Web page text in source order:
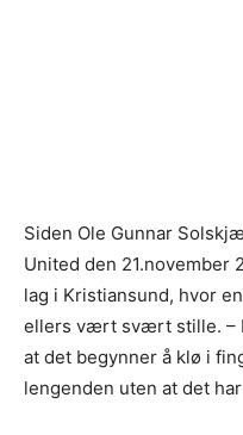
Siden Ole Gunnar
United den 21.november
lag i Kristiansund, hvor
ellers vært svært stille. –
at det begynner å klø i
lengenden uten at det